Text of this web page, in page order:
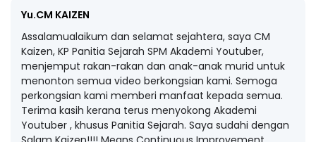
Yu.CM KAIZEN
Assalamualaikum dan selamat sejahtera, saya CM
Kaizen, KP Panitia Sejarah SPM Akademi Youtuber,
menjemput rakan-rakan dan anak-anak murid untuk
menonton semua video berkongsian kami. Semoga
perkongsian kami memberi manfaat kepada semua.
Terima kasih kerana terus menyokong Akademi
Youtuber , khusus Panitia Sejarah. Saya sudahi dengan